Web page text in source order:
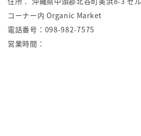
コーナー内 Organic Market
電話番号： 098-982-7575
営業時間：